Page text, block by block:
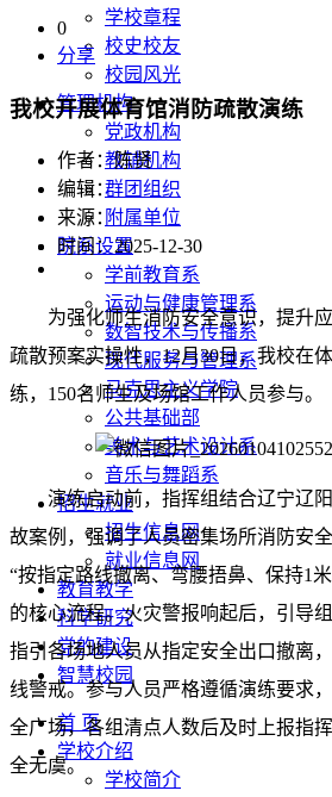
学校章程
校史校友
校园风光
管理机构
党政机构
教辅机构
群团组织
附属单位
院系设置
学前教育系
运动与健康管理系
数智技术与传播系
现代服务与管理系
马克思主义学院
公共基础部
美术与艺术设计系
音乐与舞蹈系
招生就业
招生信息网
就业信息网
教育教学
科学研究
党的建设
智慧校园
首 页
学校介绍
学校简介
0
分享
我校开展体育馆消防疏散演练
作者：陈贤
编辑：
来源：
时间：2025-12-30
为强化师生消防安全意识，提升
疏散预案实操性，12月30日，我校在
练，150名师生及场馆工作人员参与。
演练启动前，指挥组结合辽宁辽
故案例，强调了人员密集场所消防安
“按指定路线撤离、弯腰捂鼻、保持1
的核心流程。火灾警报响起后，引导
指引各场地人员从指定安全出口撤离
线警戒。参与人员严格遵循演练要求
全广场，各组清点人数后及时上报指
全无虞。